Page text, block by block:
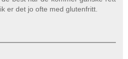
er det jo ofte med glutenfritt.